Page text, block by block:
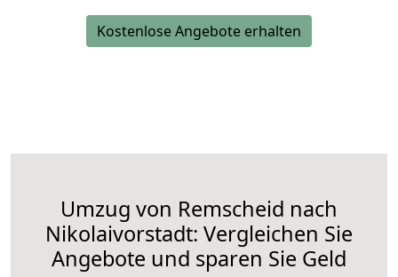
Kostenlose Angebote erhalten
Umzug von Remscheid nach
Nikolaivorstadt: Vergleichen Sie
Angebote und sparen Sie Geld